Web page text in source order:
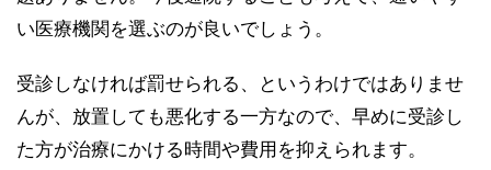
い医療機関を選ぶのが良いでしょう。
受診しなければ罰せられる、というわけではありませ
んが、放置しても悪化する一方なので、早めに受診し
た方が治療にかける時間や費用を抑えられます。